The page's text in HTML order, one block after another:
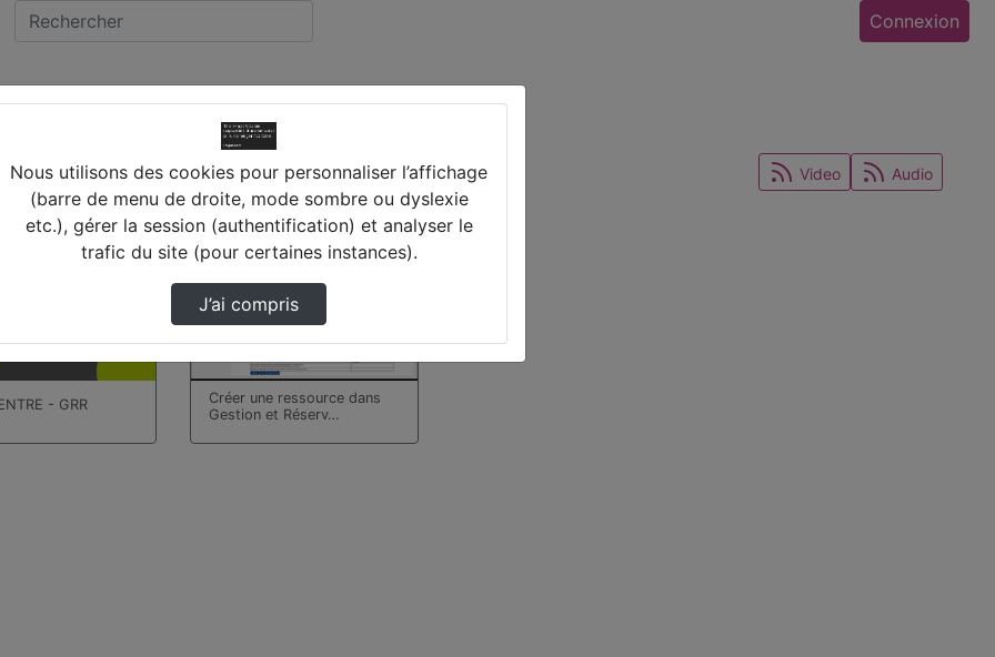
Connexion
trouvées Audio
Video
- GRR
00:05:04
Créer une ressource dans
Gestion et Réserv…
Nous utilisons des cookies pour personnaliser l’affichage
(barre de menu de droite, mode sombre ou dyslexie
etc.), gérer la session (authentification) et analyser le
trafic du site (pour certaines instances).
J’ai compris